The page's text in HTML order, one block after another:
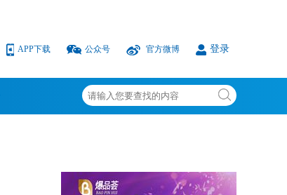
APP下载 公众号 官方微博 登录